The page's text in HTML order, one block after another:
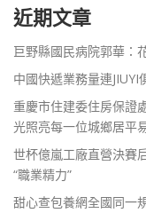
近期文章
巨野縣國民病院郭華：
中國快遞業務量連
重慶市住建委住房保證
光照亮每一位城鄉居平
世杯億嵐工廠直營決賽
“職業精力”
甜心查包養網全國同